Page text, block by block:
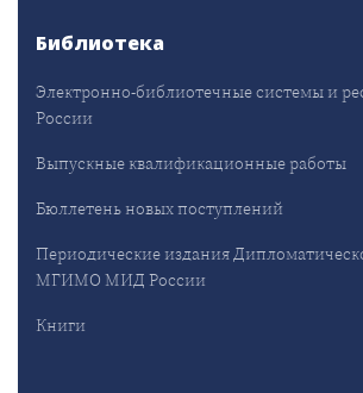
Библиотека
Электронно-библиотечные системы и
России
Выпускные квалификационные работы
Бюллетень новых поступлений
Периодические издания
МГИМО МИД России
Книги